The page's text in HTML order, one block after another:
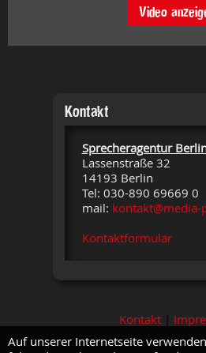
Video
Kontakt
Sprecheragentur
Lassenstraße 32
14193 Berlin
Tel: 030-890 69669 0
mail: kontakt@media-
Kontaktformular
Kontakt|
Auf unserer Internetseite